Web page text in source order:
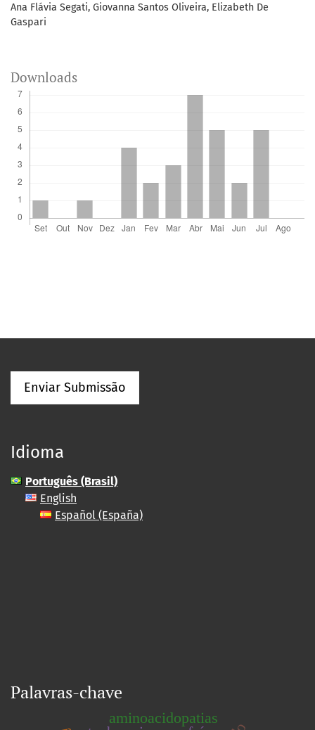
Ana Flávia Segati, Giovanna Santos Oliveira, Elizabeth De
Gaspari
Downloads
Enviar Submissão
Idioma
Português (Brasil)
English
Español (España)
Palavras-chave
aminoacidopatias